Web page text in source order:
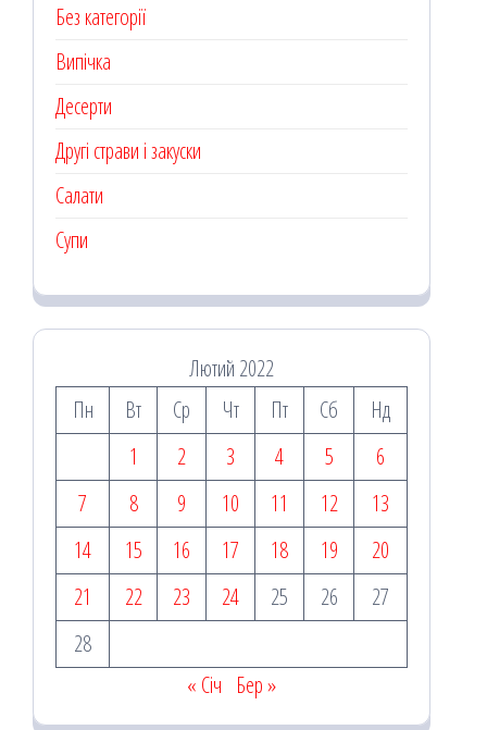
Без категорії
Випічка
Десерти
Другі страви і закуски
Салати
Супи
Лютий 2022
Пн
Вт Ср Чт Пт Сб
Нд
1
2 3 4 5
6
7
8 9 10 11 12
13
14
15 16 17 18 19
20
21
22 23 24 25 26
27
28
« Січ Бер »